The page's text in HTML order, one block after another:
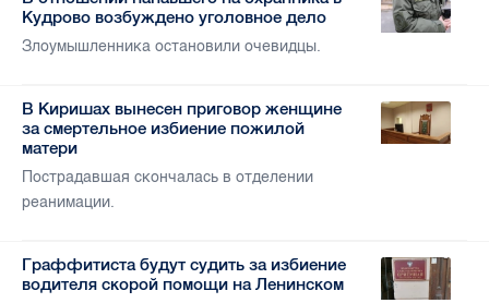
Кудрово возбуждено уголовное дело
Злоумышленника остановили очевидцы.
В Киришах вынесен приговор женщине
за смертельное избиение пожилой
матери
Пострадавшая скончалась в отделении
реанимации.
Граффитиста будут судить за избиение
водителя скорой помощи на Ленинском